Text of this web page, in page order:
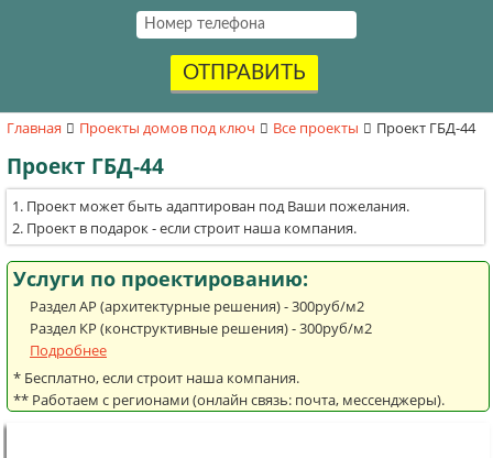
ОТПРАВИТЬ
Главная Проекты домов под ключ Все проекты Проект ГБД-44
Проект ГБД-44
Проект может быть адаптирован под Ваши пожелания.
Проект в подарок - если строит наша компания.
Услуги по проектированию:
Раздел АР (архитектурные решения) - 300руб/м2
Раздел КР (конструктивные решения) - 300руб/м2
Подробнее
* Бесплатно, если строит наша компания.
** Работаем с регионами (онлайн связь: почта, мессенджеры).